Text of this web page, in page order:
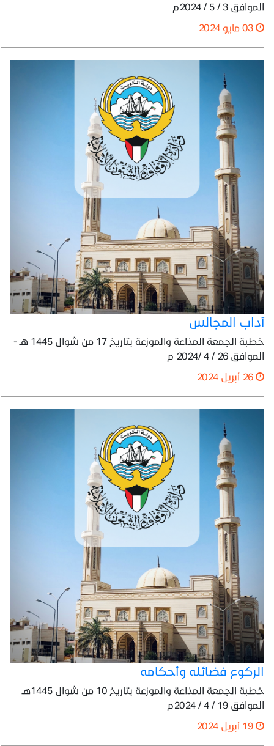
الموافق 3 / 5 / 2024م
آداب المجالس
خطبة الجمعة المذاعة والموزعة بتاريخ 17 من شوال 1445 هـ -
الموافق 26 / 4 /2024 م
الركوع فضائله وأحكامه
خطبة الجمعة المذاعة والموزعة بتاريخ 10 من شوال 1445هـ
الموافق 19 / 4 / 2024م